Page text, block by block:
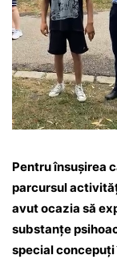
Pentru însușirea
parcursul
avut ocazia să
substanțe
special